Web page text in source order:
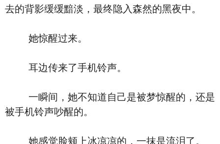
去的背影缓缓黯淡，最终隐入森然的黑夜中。
她惊醒过来。
耳边传来了手机铃声。
一瞬间，她不知道自己是被梦惊醒的，还是
被手机铃声吵醒的。
她感觉脸颊上冰凉凉的，一抹是流泪了。